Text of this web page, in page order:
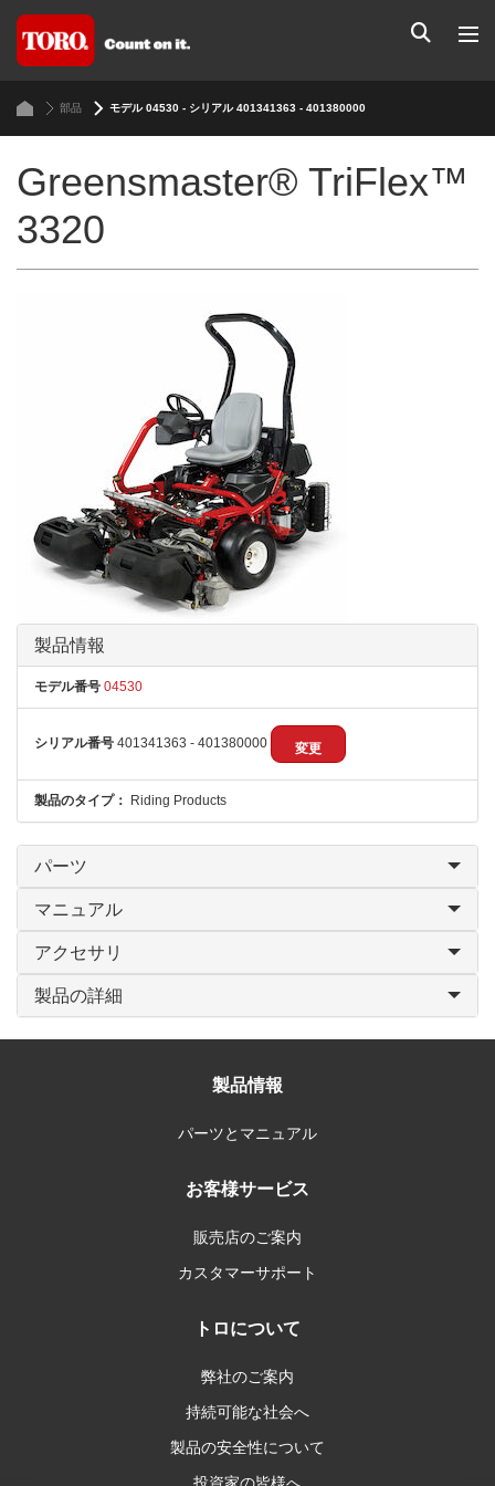
部品 モデル 04530 - シリアル 401341363 - 401380000
Greensmaster® TriFlex™
3320
製品情報
モデル番号 04530
シリアル番号 401341363 - 401380000 変更
製品のタイプ： Riding Products
パーツ
マニュアル
アクセサリ
製品の詳細
製品情報
パーツとマニュアル
お客様サービス
販売店のご案内
カスタマーサポート
トロについて
弊社のご案内
持続可能な社会へ
製品の安全性について